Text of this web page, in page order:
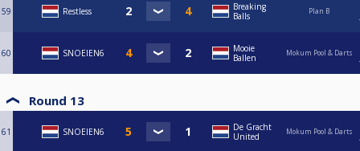
59 Restless
Breaking
Balls
Plan B
60 SNOEIEN6
Mooie
Ballen
Mokum Pool & Darts
Round 13
61 SNOEIEN6
De Gracht
United
Mokum Pool & Darts